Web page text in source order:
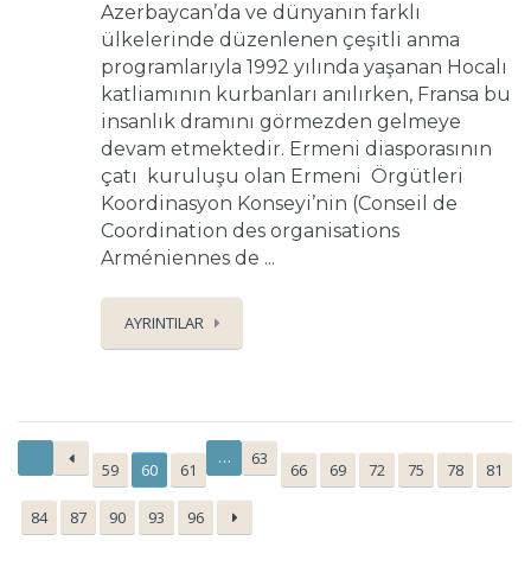
Azerbaycan’da ve dünyanın farklı
ülkelerinde düzenlenen çeşitli anma
programlarıyla 1992 yılında yaşanan Hocalı
katliamının kurbanları anılırken, Fransa bu
insanlık dramını görmezden gelmeye
devam etmektedir. Ermeni diasporasının
çatı kuruluşu olan Ermeni Örgütleri
Koordinasyon Konseyi’nin (Conseil de
Coordination des organisations
Arméniennes de ...
AYRINTILAR
59 60 61
… 63
66 69 72 75 78 81
84 87 90 93 96